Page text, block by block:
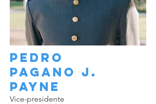
Pedro
PAGANO J.
Payne
Vice-presidente